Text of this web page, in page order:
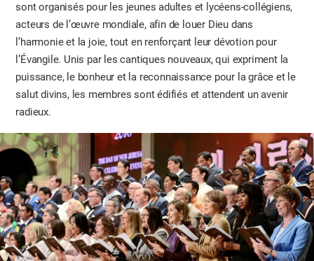
sont organisés pour les jeunes adultes et lycéens-collégiens,
acteurs de l’œuvre mondiale, afin de louer Dieu dans
l’harmonie et la joie, tout en renforçant leur dévotion pour
l’Évangile. Unis par les cantiques nouveaux, qui expriment la
puissance, le bonheur et la reconnaissance pour la grâce et le
salut divins, les membres sont édifiés et attendent un avenir
radieux.